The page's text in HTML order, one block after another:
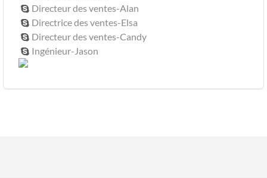
 Directeur des ventes-Alan
 Directrice des ventes-Elsa
 Directeur des ventes-Candy
 Ingénieur-Jason